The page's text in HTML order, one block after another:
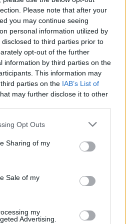
Please note that after your
you may continue seeing
personal information utilized by
to third parties prior to
opt-out of the further
information by third parties on the
This information may
parties on the IAB’s List of
may further disclose it to other
Opt Outs
Sharing of my
Sale of my
my
Advertising.
είναι ένα πρώτο βήμα,
κορυφαίος καθηγητής
Άδωνι στο Αιγινήτειο
της μιζέριας”,
επιστημονική
δράσεις
εργαζομένων περίμενε
φωνάζοντας συνθήματα